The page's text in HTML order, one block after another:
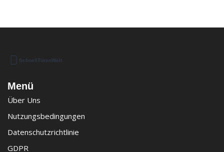
Menü
Über Uns
Nutzungsbedingungen
Datenschutzrichtlinie
GDPR